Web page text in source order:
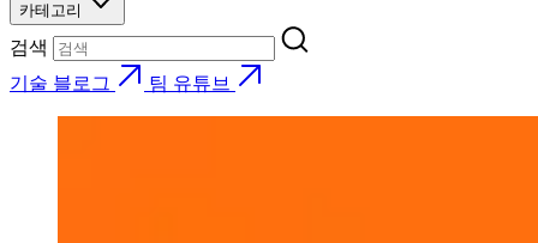
카테고리
검색
기술 블로그
팀 유튜브